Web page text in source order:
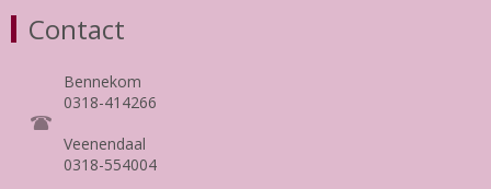
Contact
Bennekom
0318-414266
Veenendaal
0318-554004